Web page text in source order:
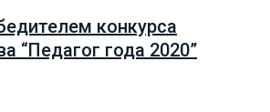
конкурса
“Педагог года 2020”